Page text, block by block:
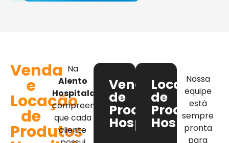
Venda
e
Locação
de
Produtos
Na
Alento
Hospitalar
compreendemos
que cada
cliente
Venda
de
Produtos
Hospitalares
Locação
de
Produtos
Nossa
equipe
está
sempre
pronta
para